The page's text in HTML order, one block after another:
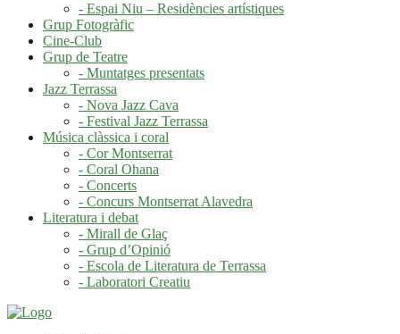
- Espai Niu – Residències artístiques
Grup Fotogràfic
Cine-Club
Grup de Teatre
- Muntatges presentats
Jazz Terrassa
- Nova Jazz Cava
- Festival Jazz Terrassa
Música clàssica i coral
- Cor Montserrat
- Coral Ohana
- Concerts
- Concurs Montserrat Alavedra
Literatura i debat
- Mirall de Glaç
- Grup d’Opinió
- Escola de Literatura de Terrassa
- Laboratori Creatiu